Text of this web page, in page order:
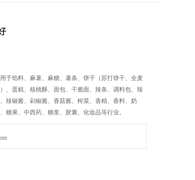
于馅料、麻薯、麻糖、薯条、饼干（苏打饼干、全麦
、蛋糕、核桃酥、面包、干脆面、辣条、调料包、辣
辣椒酱、剁椒酱、香菇酱、榨菜、香精、香料、奶
糖果、中西药、糖浆、胶囊、化妆品等行业。